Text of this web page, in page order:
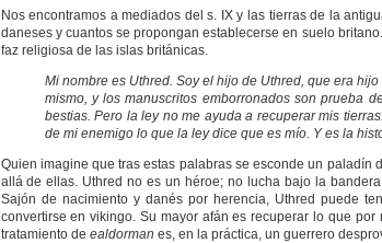
Nos encontramos a mediados del s. IX y las tierras de la
daneses y cuantos se propongan establecerse en suelo
faz religiosa de las islas británicas.
Mi nombre es Uthred. Soy el hijo de Uthred, que era
mismo, y los manuscritos emborronados son prueba
bestias. Pero la ley no me ayuda a recuperar mis
de mi enemigo lo que la ley dice que es mío. Y es la
Quien imagine que tras estas palabras se esconde un paladín
allá de ellas. Uthred no es un héroe; no lucha bajo la
Sajón de nacimiento y danés por herencia, Uthred puede
convertirse en vikingo. Su mayor afán es recuperar lo que
tratamiento de ealdorman es, en la práctica, un guerrero